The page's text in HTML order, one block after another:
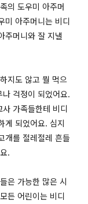
의 도우미 아주머
미 아주머니는 비디
주머니와 잘 지낼
지도 않고 뭘 먹으
걱정이 되었어요.
가족들한테 비디
게 되었어요. 심지
개를 절레절레 흔들
.
은 가능한 많은 시
든 어린이는 비디